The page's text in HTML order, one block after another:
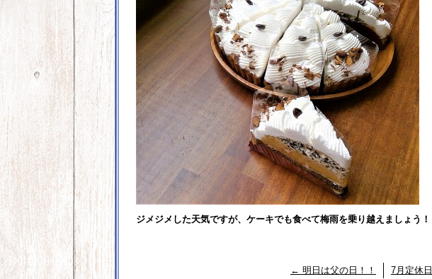
ジメジメした天気ですが、ケーキでも食べて梅雨を乗り越えましょう！
← 明日は父の日！！ 7月定休